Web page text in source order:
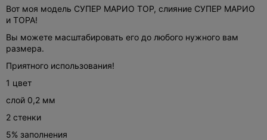
Вот моя модель СУПЕР МАРИО ТОР, слияние СУПЕР МАРИО
и ТОРА!
Вы можете масштабировать его до любого нужного вам
размера.
Приятного использования!
1 цвет
слой 0,2 мм
2 стенки
5% заполнения